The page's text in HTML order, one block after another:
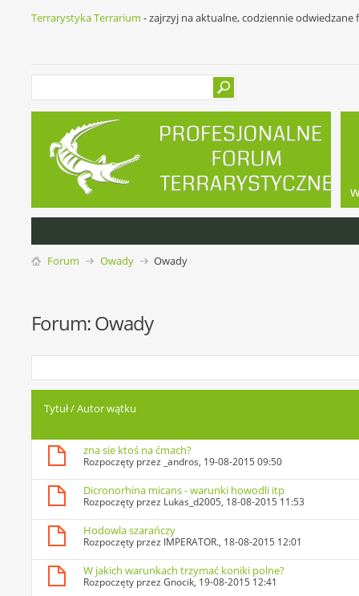
Terrarystyka Terrarium - zajrzyj na aktualne, codziennie
Forum Owady Owady
Forum:Owady
Tytuł/Autor wątku
zna sie ktoś na ćmach?
Rozpoczęty przez _andros, 19-08-2015 09:50
Dicronorhina micans - warunki howodli itp
Rozpoczęty przez Lukas_d2005, 18-08-2015 11:53
Hodowla szarańczy
Rozpoczęty przez IMPERATOR., 18-08-2015 12:01
W jakich warunkach trzymać koniki polne?
Rozpoczęty przezGnocik, 19-08-2015 12:41